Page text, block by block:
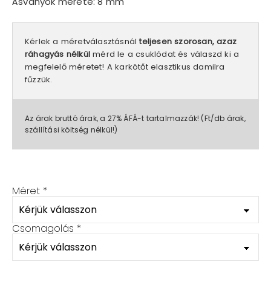
Kérlek a méretválasztásnálteljesen szorosan, azaz
ráhagyás nélkül mérd le a csuklódat és válaszd ki a
megfelelő méretet! A karkötőt elasztikus damilra
fűzzük.
Az árak bruttó árak, a 27% ÁFÁ-t tartalmazzák! (Ft/db árak,
szállítási költség nélkül!)
Méret *
Csomagolás *